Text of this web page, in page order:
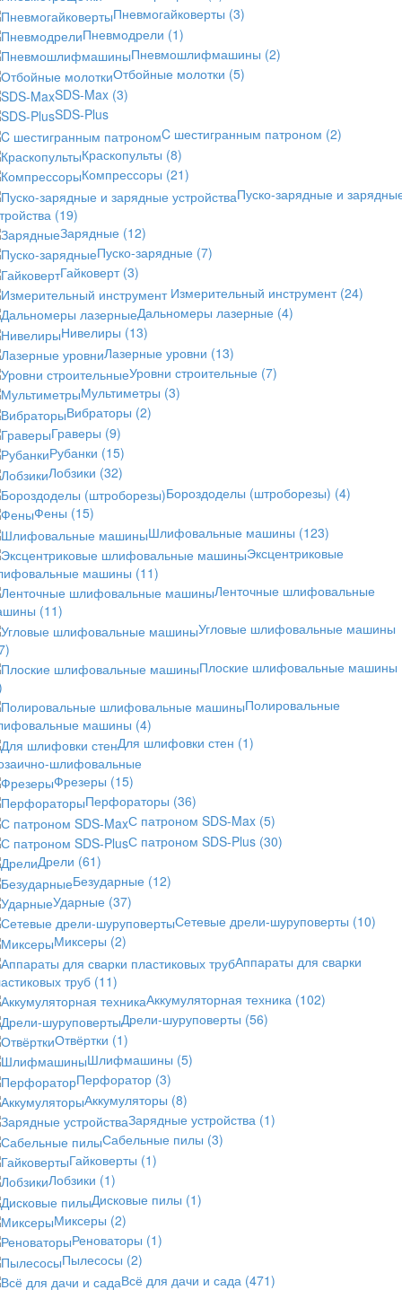
Пневмогайковерты (3)
Пневмодрели (1)
Пневмошлифмашины (2)
Отбойные молотки (5)
SDS-Max (3)
SDS-Plus
C шестигранным патроном (2)
Краскопульты (8)
Компрессоры (21)
Пуско-зарядные и
(19)
Зарядные (12)
Пуско-зарядные (7)
Гайковерт (3)
Измерительный инструмент (24)
Дальномеры лазерные (4)
Нивелиры (13)
Лазерные уровни (13)
Уровни строительные (7)
Мультиметры (3)
Вибраторы (2)
Граверы (9)
Рубанки (15)
Лобзики (32)
Бороздоделы (штроборезы) (4)
Фены (15)
Шлифовальные машины (123)
Эксцентриковые
машины (11)
Ленточные шлифовальные
(11)
Угловые шлифовальные машины
Плоские шлифовальные машины
Полировальные
машины (4)
Для шлифовки стен (1)
шлифовальные
Фрезеры (15)
Перфораторы (36)
С патроном SDS-Max (5)
С патроном SDS-Plus (30)
Дрели (61)
Безударные (12)
Ударные (37)
Сетевые дрели-шуруповерты (10)
Миксеры (2)
Аппараты для сварки
труб (11)
Аккумуляторная техника (102)
Дрели-шуруповерты (56)
Отвёртки (1)
Шлифмашины (5)
Перфоратор (3)
Аккумуляторы (8)
Зарядные устройства (1)
Сабельные пилы (3)
Гайковерты (1)
Лобзики (1)
Дисковые пилы (1)
Миксеры (2)
Реноваторы (1)
Пылесосы (2)
Всё для дачи и сада (471)